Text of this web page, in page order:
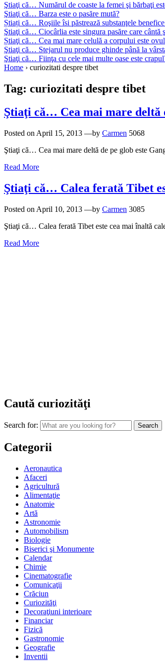
Ştiaţi că… Numărul de coaste la femei şi bărbaţi
Ştiaţi că… Barza este o pasăre mută?
Știați că… Roşiile îsi păstrează substanţele
Ştiaţi că… Ciocârlia este singura pasăre care
Știaţi că… Cea mai mare celulă a corpului este
Ştiaţi că… Stejarul nu produce ghinde până la
Ştiaţi că… Fiinţa cu cele mai multe oase este
Home › curiozitati despre tibet
Tag: curiozitati despre tibet
Ştiaţi că… Cea mai mare deltă
Posted on April 15, 2013 —by Carmen 5068
Ştiaţi că… Cea mai mare deltă de pe glob este
Read More
Ştiaţi că… Calea ferată Tibet
Posted on April 10, 2013 —by Carmen 3085
Ştiaţi că… Calea ferată Tibet este cea mai înaltă
Read More
Caută curiozităţi
Search for:
Categorii
Aeronautica
Afaceri
Agricultură
Alimentaţie
Anatomie
Artă
Astronomie
Automobilism
Biologie
Biserici şi Monumente
Calendar
Chimie
Cinematografie
Comunicaţii
Crăciun
Curiozităţi
Decoraţiuni interioare
Financiar
Fizică
Gastronomie
Geografie
Inventii